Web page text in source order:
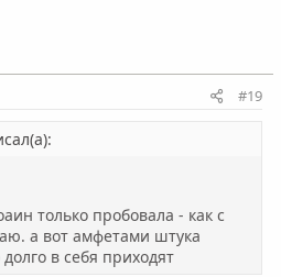
#19
только пробовала - как с
а вот амфетами штука
в себя приходят